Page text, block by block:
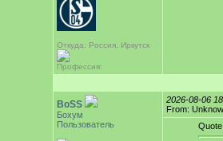
Откуда: Россия, Иркутск
Профессия:
BoSS
Бохум
Пользователь
2026-08-06
From:
Quote